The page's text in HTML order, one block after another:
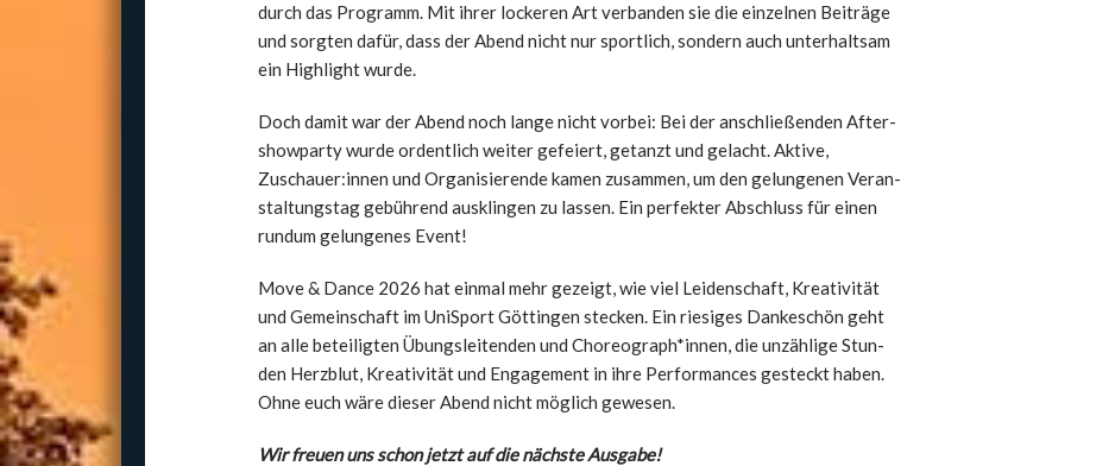
durch das Pro­gramm. Mit ihrer locke­ren Art ver­ban­den sie die ein­zel­nen Bei­trä­ge
und sorg­ten dafür, dass der Abend nicht nur sport­lich, son­dern auch unter­halt­sam
ein High­light wur­de.
Doch damit war der Abend noch lan­ge nicht vor­bei: Bei der anschlie­ßen­den After­
show­par­ty wur­de ordent­lich wei­ter gefei­ert, getanzt und gelacht. Akti­ve,
Zuschauer:innen und Orga­ni­sie­ren­de kamen zusam­men, um den gelun­ge­nen Ver­an­
stal­tungs­tag gebüh­rend aus­klin­gen zu las­sen. Ein per­fek­ter Abschluss für einen
rund­um gelun­ge­nes Event!
Move & Dance 2026 hat ein­mal mehr gezeigt, wie viel Lei­den­schaft, Krea­ti­vi­tät
und Gemein­schaft im Uni­Sport Göt­tin­gen ste­cken. Ein rie­si­ges Dan­ke­schön geht
an alle betei­lig­ten Übungs­lei­ten­den und Choreograph*innen, die unzäh­li­ge Stun­
den Herz­blut, Krea­ti­vi­tät und Enga­ge­ment in ihre Per­for­man­ces gesteckt haben.
Ohne euch wäre die­ser Abend nicht mög­lich gewe­sen.
Wir freu­en uns schon jetzt auf die nächs­te Aus­ga­be!